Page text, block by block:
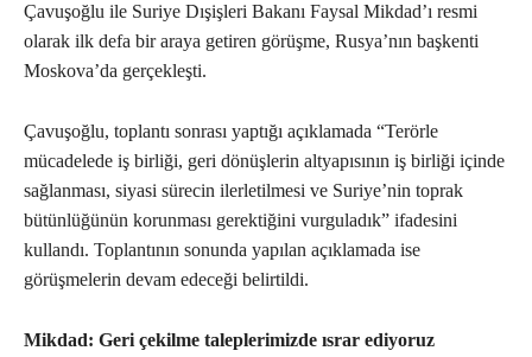
Çavuşoğlu ile Suriye Dışişleri Bakanı Faysal Mikdad’ı resmi
olarak ilk defa bir araya getiren görüşme, Rusya’nın başkenti
Moskova’da gerçekleşti.
Çavuşoğlu, toplantı sonrası yaptığı açıklamada “Terörle
mücadelede iş birliği, geri dönüşlerin altyapısının iş birliği içinde
sağlanması, siyasi sürecin ilerletilmesi ve Suriye’nin toprak
bütünlüğünün korunması gerektiğini vurguladık” ifadesini
kullandı. Toplantının sonunda yapılan açıklamada ise
görüşmelerin devam edeceği belirtildi.
Mikdad: Geri çekilme taleplerimizde ısrar ediyoruz